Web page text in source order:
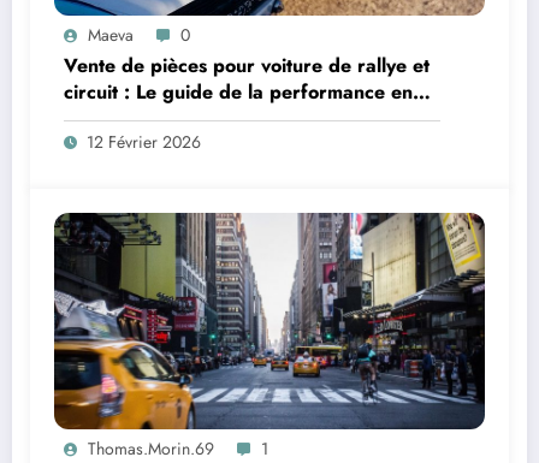
Maeva 0
Vente de pièces pour voiture de rallye et
circuit : Le guide de la performance en
2026
12 Février 2026
Thomas.Morin.69 1